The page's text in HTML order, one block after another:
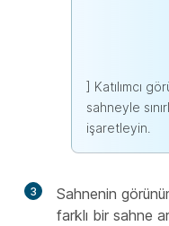
] Katılımcı
sahneyle
işaretleyin.
3
Sahnenin
farklı bir sahne